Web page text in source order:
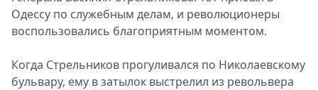
Одессу по служебным делам, и революционеры
воспользовались благоприятным моментом.
Когда Стрельников прогуливался по Николаевскому
бульвару, ему в затылок выстрелил из револьвера